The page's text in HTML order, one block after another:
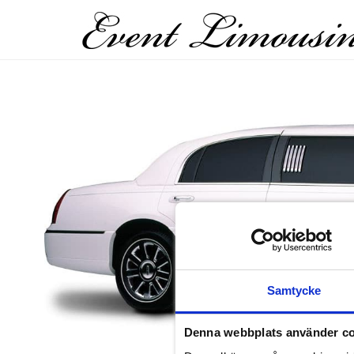
Samtycke
Denna webbplats använder